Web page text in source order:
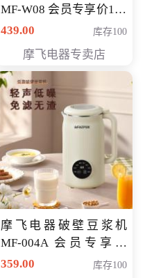
MF-W08 会员专享价198
元
439.00 库存100
摩飞电器专卖店
摩飞电器破壁豆浆机
MF-004A 会员专享价
168元
359.00 库存100